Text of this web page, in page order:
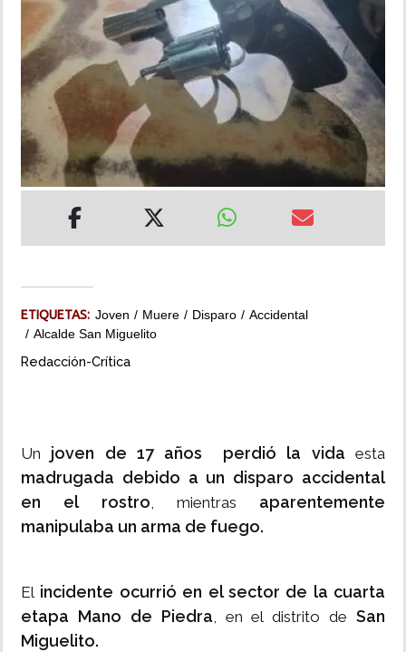
DEPORTES
MUNDO
INSÓLITAS
MULTIMEDIA
IMPRESO
ETIQUETAS: Joven Muere Disparo
Accidental
Alcalde San Miguelito
Redacción-Crítica
Un joven de 17 años perdió la vida esta
madrugada debido a un disparo accidental
en el rostro, mientras aparentemente
manipulaba un arma de fuego.
El incidente ocurrió en el sector de la cuarta
etapa Mano de Piedra, en el distrito de San
Miguelito.